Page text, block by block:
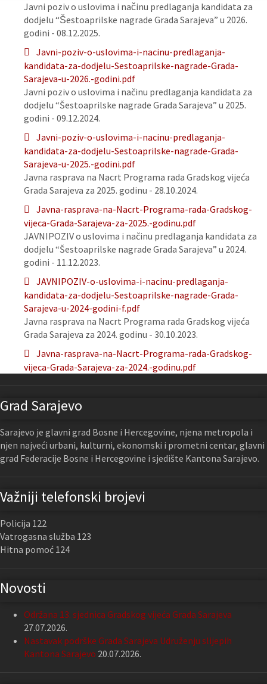
Javni poziv o uslovima i načinu predlaganja kandidata za
dodjelu “Šestoaprilske nagrade Grada Sarajeva” u 2026.
godini - 08.12.2025.
Javni-poziv-o-uslovima-i-nacinu-predlaganja-
kandidata-za-dodjelu-Sestoaprilske-nagrade-Grada-
Sarajeva-u-2026.-godini.pdf
Javni poziv o uslovima i načinu predlaganja kandidata za
dodjelu “Šestoaprilske nagrade Grada Sarajeva” u 2025.
godini - 09.12.2024.
Javni-poziv-o-uslovima-i-nacinu-predlaganja-
kandidata-za-dodjelu-Sestoaprilske-nagrade-Grada-
Sarajeva-u-2025.-godini.pdf
Javna rasprava na Nacrt Programa rada Gradskog vijeća
Grada Sarajeva za 2025. godinu - 28.10.2024.
Javna-rasprava-na-Nacrt-Programa-rada-Gradskog-
vijeca-Grada-Sarajeva-za-2025.-godinu.pdf
JAVNIPOZIV o uslovima i načinu predlaganja kandidata za
dodjelu “Šestoaprilske nagrade Grada Sarajeva” u 2024.
godini - 11.12.2023.
JAVNIPOZIV-o-uslovima-i-nacinu-predlaganja-
kandidata-za-dodjelu-Sestoaprilske-nagrade-Grada-
Sarajeva-u-2024-godini-f.pdf
Javna rasprava na Nacrt Programa rada Gradskog vijeća
Grada Sarajeva za 2024. godinu - 30.10.2023.
Javna-rasprava-na-Nacrt-Programa-rada-Gradskog-
vijeca-Grada-Sarajeva-za-2024.-godinu.pdf
Grad Sarajevo
Sarajevo je glavni grad Bosne i Hercegovine, njena metropola i
njen najveći urbani, kulturni, ekonomski i prometni centar, glavni
grad Federacije Bosne i Hercegovine i sjedište Kantona Sarajevo.
Važniji telefonski brojevi
Policija 122
Vatrogasna služba 123
Hitna pomoć 124
Novosti
Održana 13. sjednica Gradskog vijeća Grada Sarajeva
27.07.2026.
Nastavak podrške Grada Sarajeva Udruženju slijepih
Kantona Sarajevo 20.07.2026.